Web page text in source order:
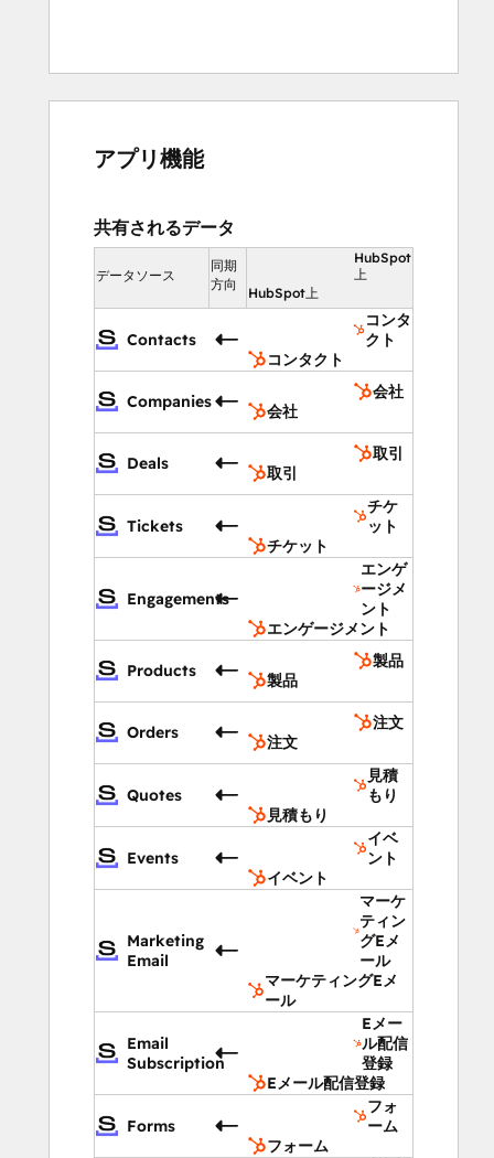
アプリ機能
共有されるデータ
データソース
同期
方向
HubSpot
上
HubSpot上
Contacts
コンタ
クト
コンタクト
Companies
会社
会社
Deals
取引
取引
Tickets
チケ
ット
チケット
Engagements
エンゲ
ージメ
ント
エンゲージメント
Products
製品
製品
Orders
注文
注文
Quotes
見積
もり
見積もり
Events
イベ
ント
イベント
Marketing
Email
マーケ
ティン
グEメ
ール
マーケティングEメ
ール
Email
Subscription
Eメー
ル配信
登録
Eメール配信登録
Forms
フォ
ーム
フォーム